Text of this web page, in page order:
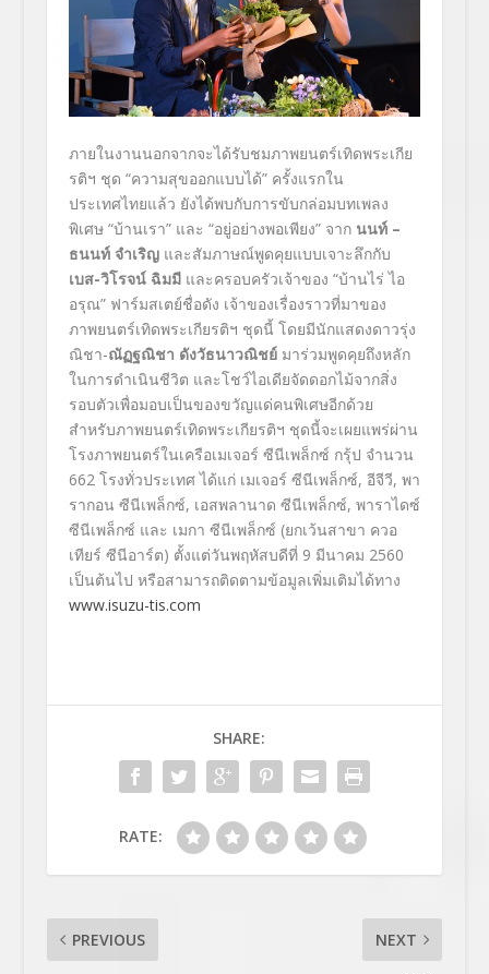
ภายในงานนอกจากจะได้รับชมภาพยนตร์เทิดพระเกีย
รติฯ ชุด “ความสุขออกแบบได้” ครั้งแรกใน
ประเทศไทยแล้ว ยังได้พบกับการขับกล่อมบทเพลง
พิเศษ “บ้านเรา” และ “อยู่อย่างพอเพียง” จาก นนท์ –
ธนนท์ จำเริญและสัมภาษณ์พูดคุยแบบเจาะลึกกับ
เบส-วิโรจน์ ฉิมมีและครอบครัวเจ้าของ “บ้านไร่ ไอ
อรุณ” ฟาร์มสเตย์ชื่อดัง เจ้าของเรื่องราวที่มาของ
ภาพยนตร์เทิดพระเกียรติฯ ชุดนี้ โดยมีนักแสดงดาวรุ่ง
ณิชา-ณัฏฐณิชา ดังวัธนาวณิชย์ มาร่วมพูดคุยถึงหลัก
ในการดำเนินชีวิต และโชว์ไอเดียจัดดอกไม้จากสิ่ง
รอบตัวเพื่อมอบเป็นของขวัญแด่คนพิเศษอีกด้วย
สำหรับภาพยนตร์เทิดพระเกียรติฯ ชุดนี้จะเผยแพร่ผ่าน
โรงภาพยนตร์ในเครือเมเจอร์ ซีนีเพล็กซ์ กรุ้ป จำนวน
662 โรงทั่วประเทศ ได้แก่ เมเจอร์ ซีนีเพล็กซ์, อีจีวี, พา
รากอน ซีนีเพล็กซ์, เอสพลานาด ซีนีเพล็กซ์, พาราไดซ์
ซีนีเพล็กซ์ และ เมกา ซีนีเพล็กซ์ (ยกเว้นสาขา ควอ
เทียร์ ซีนีอาร์ต) ตั้งแต่วันพฤหัสบดีที่ 9 มีนาคม 2560
เป็นต้นไป หรือสามารถติดตามข้อมูลเพิ่มเติมได้ทาง
www.isuzu-tis.com
SHARE:
RATE:
PREVIOUS NEXT